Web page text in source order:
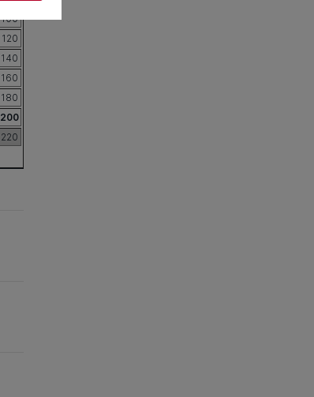
100
120
140
160
180
200
220